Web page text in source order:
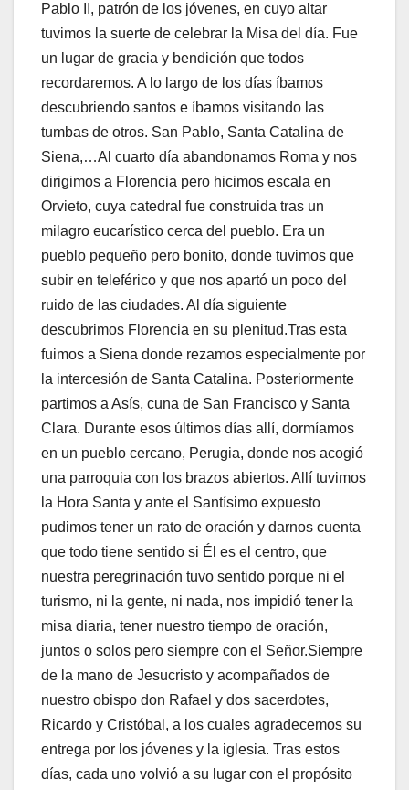
Pablo II, patrón de los jóvenes, en cuyo altar
tuvimos la suerte de celebrar la Misa del día. Fue
un lugar de gracia y bendición que todos
recordaremos. A lo largo de los días íbamos
descubriendo santos e íbamos visitando las
tumbas de otros. San Pablo, Santa Catalina de
Siena,…Al cuarto día abandonamos Roma y nos
dirigimos a Florencia pero hicimos escala en
Orvieto, cuya catedral fue construida tras un
milagro eucarístico cerca del pueblo. Era un
pueblo pequeño pero bonito, donde tuvimos que
subir en teleférico y que nos apartó un poco del
ruido de las ciudades. Al día siguiente
descubrimos Florencia en su plenitud.Tras esta
fuimos a Siena donde rezamos especialmente por
la intercesión de Santa Catalina. Posteriormente
partimos a Asís, cuna de San Francisco y Santa
Clara. Durante esos últimos días allí, dormíamos
en un pueblo cercano, Perugia, donde nos acogió
una parroquia con los brazos abiertos. Allí tuvimos
la Hora Santa y ante el Santísimo expuesto
pudimos tener un rato de oración y darnos cuenta
que todo tiene sentido si Él es el centro, que
nuestra peregrinación tuvo sentido porque ni el
turismo, ni la gente, ni nada, nos impidió tener la
misa diaria, tener nuestro tiempo de oración,
juntos o solos pero siempre con el Señor.Siempre
de la mano de Jesucristo y acompañados de
nuestro obispo don Rafael y dos sacerdotes,
Ricardo y Cristóbal, a los cuales agradecemos su
entrega por los jóvenes y la iglesia. Tras estos
días, cada uno volvió a su lugar con el propósito